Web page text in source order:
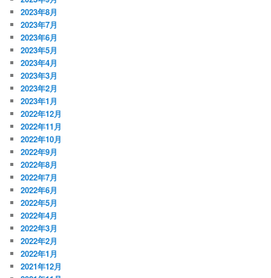
2023年8月
2023年7月
2023年6月
2023年5月
2023年4月
2023年3月
2023年2月
2023年1月
2022年12月
2022年11月
2022年10月
2022年9月
2022年8月
2022年7月
2022年6月
2022年5月
2022年4月
2022年3月
2022年2月
2022年1月
2021年12月